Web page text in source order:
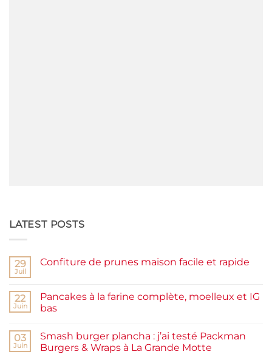
LATEST POSTS
29
Juil
Confiture de prunes maison facile et rapide
Confiture
de
prunes
et
rapide
22
Juin
Pancakes à la farine complète, moelleux et IG
bas
sur
Pancakes
à
03
Juin
Smash burger plancha : j’ai testé Packman
Burgers & Wraps à La Grande Motte